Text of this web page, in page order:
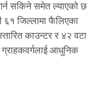
सकिने समेत ल्याएको छ
जिल्लामा फैलिएका
काउन्टर र ४२ वटा
आधुनिक